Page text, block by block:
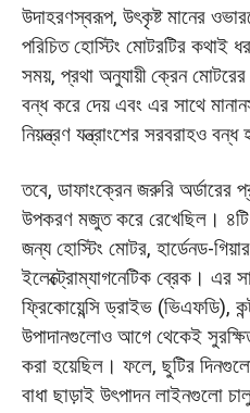
উদাহরণস্বরূপ, উৎকৃষ্ট মানের
পরিচিত হোস্টিং মোটরটির কথাই
সময়, প্রথা অনুযায়ী ক্রেন
বন্ধ করে দেয় এবং এর সাথে
নিয়ন্ত্রণ যন্ত্রাংশের সরবরাহও বন্ধ
তবে, ডাফাংক্রেন জরুরি
উপকরণ মজুত করে রেখেছিল। ৪টি
জন্য হোস্টিং মোটর, হার্ডেনড-
ইলেক্ট্রোম্যাগনেটিক ব্রেক। এর
ফ্রিকোয়েন্সি ড্রাইভ (ভিএফডি),
উপাদানগুলোও আগে থেকেই
করা হয়েছিল। ফলে, ছুটির
বাধা ছাড়াই উৎপাদন লাইনগুলো